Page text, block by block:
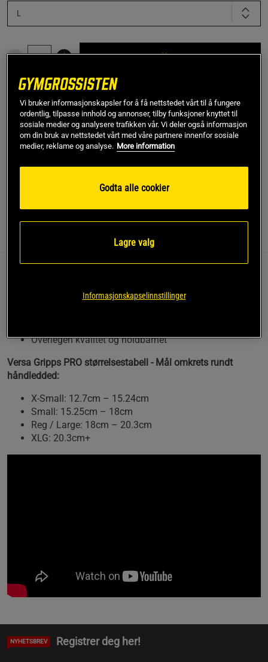
L
Kjøp
SKU #PRO-550-PURPLE-REG-LR | EAN851679006141
Versa Gripps PRO eliminerer trøtthet i grepet og beskytter
Anmeldelser(3)
samtidlig hendene. Designet for overlegen styrke og
holdbarhet i dobbel-forsterket materiale.
Overlegen kvalitet og holdbarhet
Versa Gripps PRO størrelsestabell - Mål omkrets rundt
håndledded:
X-Small: 12.7cm – 15.24cm
Small: 15.25cm – 18cm
Reg / Large: 18cm – 20.3cm
XLG: 20.3cm+
NYHETSBREV Registrer deg her!
Vi bruker informasjonskapsler for å få nettstedet vårt til å fungere
ordentlig, tilpasse innhold og annonser, tilby funksjoner knyttet til
sosiale medier og analysere trafikken vår. Vi deler også informasjon
om din bruk av nettstedet vårt med våre partnere innenfor sosiale
medier, reklame og analyse. More information
Godta alle cookier
Lagre valg
Informasjonskapselinnstillinger